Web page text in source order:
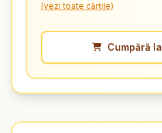
(vezi toate cărțile)
Cumpără